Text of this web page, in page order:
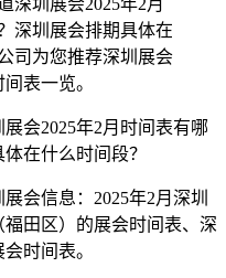
深圳展会2025年2月
深圳展会排期具体在
司为您推荐深圳展会
表一览。
会2025年2月时间表有哪
在什么时间段？
会信息：2025年2月深圳
田区）的展会时间表、深
时间表。